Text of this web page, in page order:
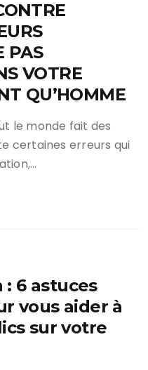
PAS
VOTRE
QU’HOMME
le monde fait des
certaines erreurs qui
: 6 astuces
vous aider à
sur votre